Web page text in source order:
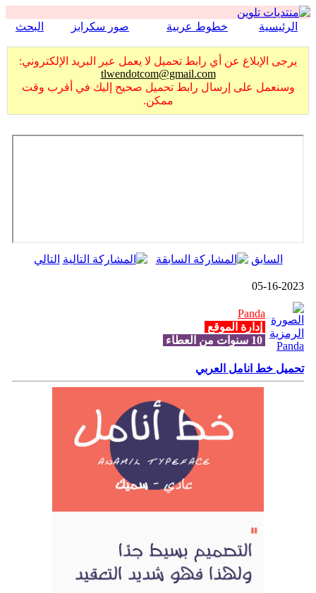
الرئيسية خطوط عربية صور سكرابز البحث
يرجى الإبلاغ عن أي رابط تحميل لا يعمل عبر البريد الإلكتروني:
tlwendotcom@gmail.com
وسنعمل على إرسال رابط تحميل صحيح إليك في أقرب وقت
ممكن.
السابق التالي
05-16-2023
Panda
إدارة الموقع
تحميل خط انامل العربي